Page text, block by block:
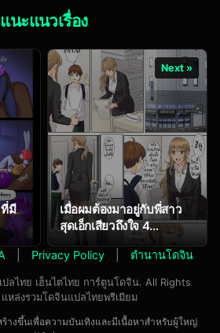
แนะแนวเรื่อง
มี
Next »
เมื่อผมต้องมาอยู่กับพี่สาว
สุดเอ็กเสียวถึงใจ 4
[Oshima Aki] NEET
Onee-chan to Boku ~
Seitsuu Mae kara
Toshiue Itoko to Yari
Together with my NEET
Privacy Policy ตำนานโดจิน
ลไทย เฮ็นไตไทย การ์ตูนโดจิน. All Rights
หล่งรวมโดจินแปลไทยพรีเมียม
างขึ้นเพื่อความบันเทิงและมีเนื้อหาสำหรับผู้ใหญ่